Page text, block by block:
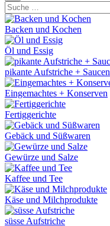
Suche:
Backen und Kochen
Öl und Essig
pikante Aufstriche + Saucen
Eingemachtes + Konserven
Fertiggerichte
Gebäck und Süßwaren
Gewürze und Salze
Kaffee und Tee
Käse und Milchprodukte
süsse Aufstriche